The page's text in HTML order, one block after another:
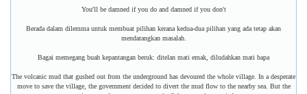
You'll be damned if you do and damned if you don't
Berada dalam dilemma untuk membuat pilihan kerana kedua-dua pilihan yang ada tetap akan
mendatangkan masalah.
Bagai memegang buah kepantangan beruk: ditelan mati emak, diludahkan mati bapa
The volcanic mud that gushed out from the underground has devoured the whole village. In a desperate
move to save the village, the government decided to divert the mud flow to the nearby sea. But the